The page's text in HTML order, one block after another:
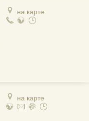
на карте
на карте